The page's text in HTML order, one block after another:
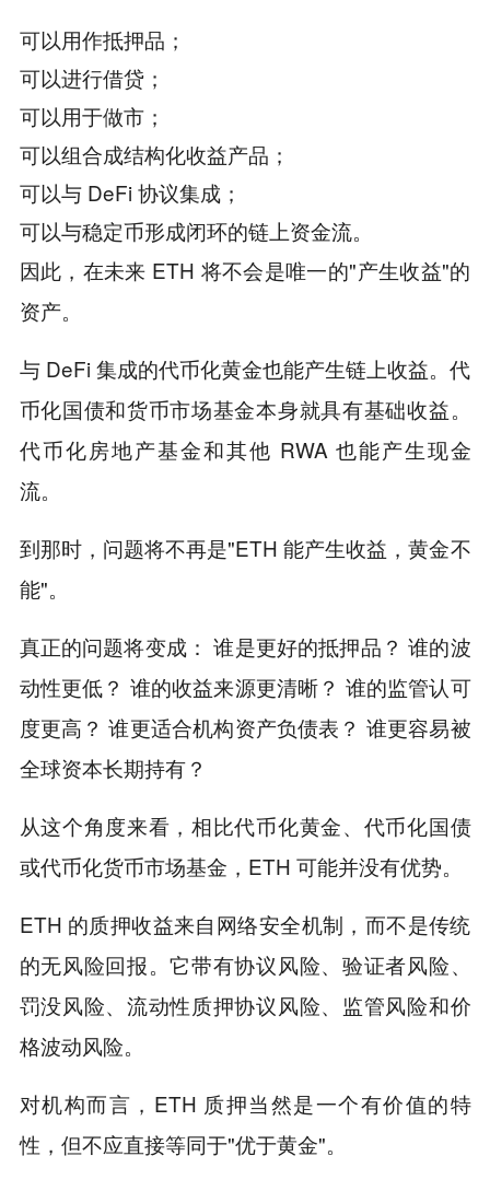
可以用作抵押品；
可以进行借贷；
可以用于做市；
可以组合成结构化收益产品；
可以与 DeFi 协议集成；
可以与稳定币形成闭环的链上资金流。
因此，在未来 ETH 将不会是唯一的"产生收益"的
资产。
与 DeFi 集成的代币化黄金也能产生链上收益。代
币化国债和货币市场基金本身就具有基础收益。
代币化房地产基金和其他 RWA 也能产生现金
流。
到那时，问题将不再是"ETH 能产生收益，黄金不
能"。
真正的问题将变成： 谁是更好的抵押品？ 谁的波
动性更低？ 谁的收益来源更清晰？ 谁的监管认可
度更高？ 谁更适合机构资产负债表？ 谁更容易被
全球资本长期持有？
从这个角度来看，相比代币化黄金、代币化国债
或代币化货币市场基金，ETH 可能并没有优势。
ETH 的质押收益来自网络安全机制，而不是传统
的无风险回报。它带有协议风险、验证者风险、
罚没风险、流动性质押协议风险、监管风险和价
格波动风险。
对机构而言，ETH 质押当然是一个有价值的特
性，但不应直接等同于"优于黄金"。